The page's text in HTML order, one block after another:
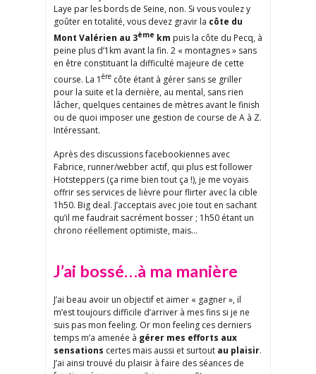
Laye par les bords de Seine, non. Si vous voulez y
goûter en totalité, vous devez gravir la côte du
Mont Valérien au 3ème km puis la côte du Pecq, à
peine plus d’1km avant la fin. 2 « montagnes » sans
en être constituant la difficulté majeure de cette
course. La 1 ère côte étant à gérer sans se griller
pour la suite et la dernière, au mental, sans rien
lâcher, quelques centaines de mètres avant le finish
ou de quoi imposer une gestion de course de A à Z.
Intéressant.
Après des discussions facebookiennes avec
Fabrice, runner/webber actif, qui plus est follower
Hotsteppers (ça rime bien tout ça !), je me voyais
offrir ses services de lièvre pour flirter avec la cible
1h50. Big deal. J’acceptais avec joie tout en sachant
qu’il me faudrait sacrément bosser ; 1h50 étant un
chrono réellement optimiste, mais…
J’ai bossé…à ma manière
J’ai beau avoir un objectif et aimer « gagner », il
m’est toujours difficile d’arriver à mes fins si je ne
suis pas mon feeling. Or mon feeling ces derniers
temps m’a amenée à gérer mes efforts aux
sensations certes mais aussi et surtout au plaisir.
J’ai ainsi trouvé du plaisir à faire des séances de